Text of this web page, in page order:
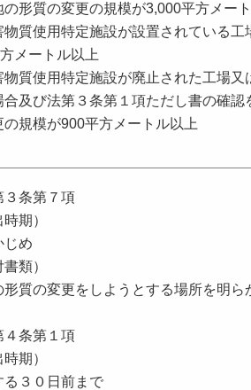
の形質の変更の規模が3,000平方メー
物質使用特定施設が設置されている
メートル以上
物質使用特定施設が廃止された工場
合及び法第３条第１項ただし書の確
の規模が900平方メートル以上
３条第７項
時期）
じめ
書類）
形質の変更をしようとする場所を明
４条第１項
時期）
る３０日前まで